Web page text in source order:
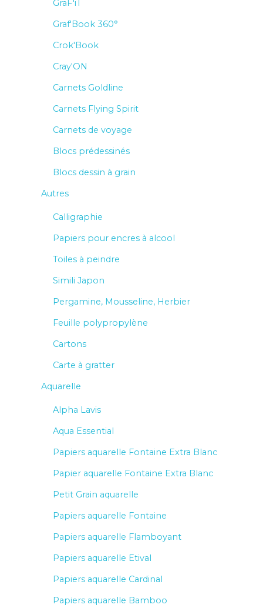
GraF'iT
Graf'Book 360°
Crok'Book
Cray'ON
Carnets Goldline
Carnets Flying Spirit
Carnets de voyage
Blocs prédessinés
Blocs dessin à grain
Autres
Calligraphie
Papiers pour encres à alcool
Toiles à peindre
Simili Japon
Pergamine, Mousseline, Herbier
Feuille polypropylène
Cartons
Carte à gratter
Aquarelle
Alpha Lavis
Aqua Essential
Papiers aquarelle Fontaine Extra Blanc
Papier aquarelle Fontaine Extra Blanc
Petit Grain aquarelle
Papiers aquarelle Fontaine
Papiers aquarelle Flamboyant
Papiers aquarelle Etival
Papiers aquarelle Cardinal
Papiers aquarelle Bamboo